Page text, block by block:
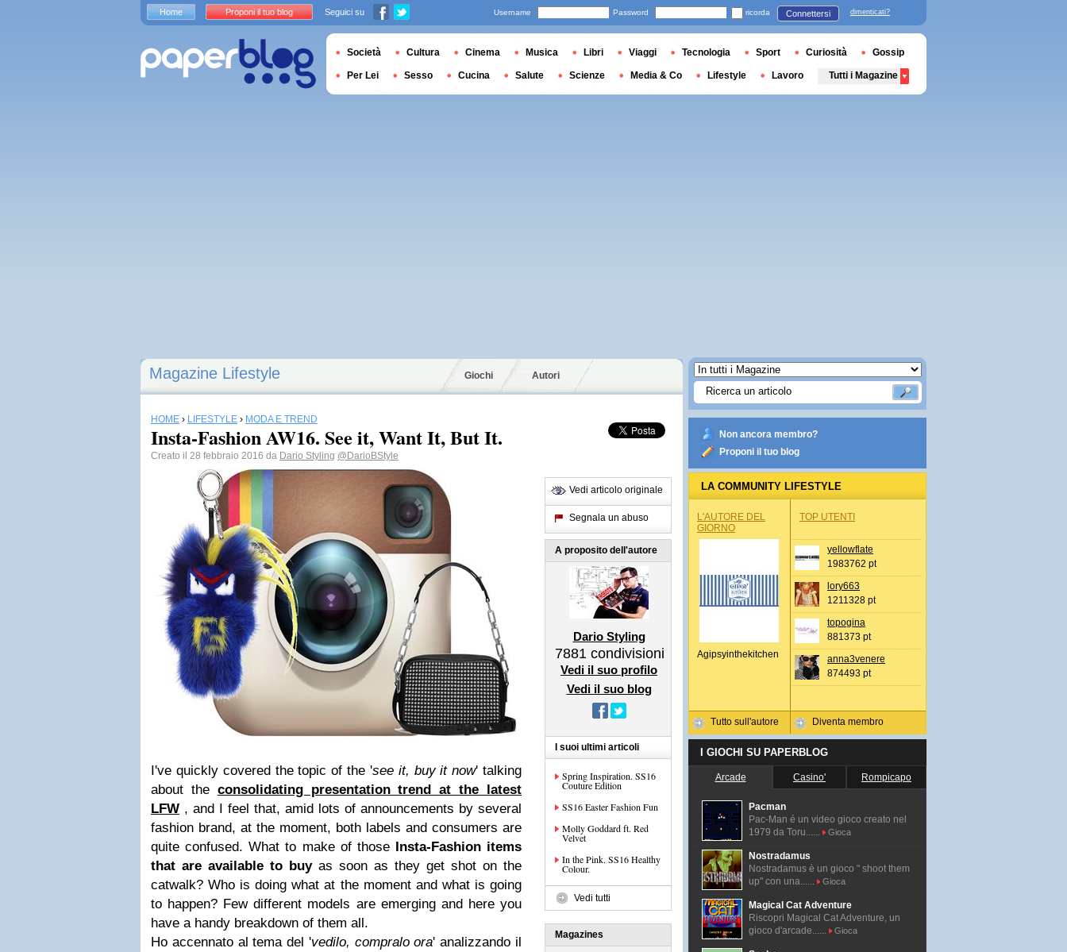
Magazine Lifestyle Giochi Autori
HOME › LIFESTYLE › MODA E TREND
Insta-Fashion AW16. See it, Want It, But It.
Creato il 28 febbraio 2016 da Dario Styling @DarioBStyle
I've quickly covered the topic of the 'see it, buy it now' talking
about the consolidating presentation trend at the latest
LFW , and I feel that, amid lots of announcements by several
fashion brand, at the moment, both labels and consumers are
quite confused. What to make of those Insta-Fashion items
that are available to buyas soon as they get shot on the
catwalk? Who is doing what at the moment and what is going
to happen? Few different models are emerging and here you
have a handy breakdown of them all.
Ho accennato al tema del 'vedilo, compralo ora' analizzando il
Vedi articolo originale
Segnala un abuso
A proposito dell'autore
Dario Styling
7881 condivisioni
Vedi il suo profilo
Vedi il suo blog
I suoi ultimi articoli
Spring Inspiration. SS16
Couture Edition
SS16 Easter Fashion Fun
Molly Goddard ft. Red
Velvet
In the Pink. SS16 Healthy
Colour.
Vedi tutti
Magazines
Non ancora membro?
Proponi il tuo blog
LA COMMUNITY LIFESTYLE
L'AUTORE DEL
GIORNO
Agipsyinthekitchen
Tutto sull'autore
TOP UTENTI
yellowflate
1983762 pt
lory663
1211328 pt
topogina
881373 pt
anna3venere
874493 pt
Diventa membro
I GIOCHI SU PAPERBLOG
Arcade Casino' Rompicapo
Pacman
Pac-Man é un video gioco creato nel
1979 da Toru......
Gioca
Nostradamus
Nostradamus è un gioco " shoot them
up" con una......
Gioca
Magical Cat Adventure
Riscopri Magical Cat Adventure, un
gioco d'arcade......
Gioca
Home Proponi il tuo blog Seguici su Username Password ricorda Connettersi dimenticati?
Società Cultura Cinema Musica Libri Viaggi Tecnologia Sport Curiosità Gossip
Per Lei Sesso Cucina Salute Scienze Media & Co Lifestyle Lavoro Tutti i Magazine